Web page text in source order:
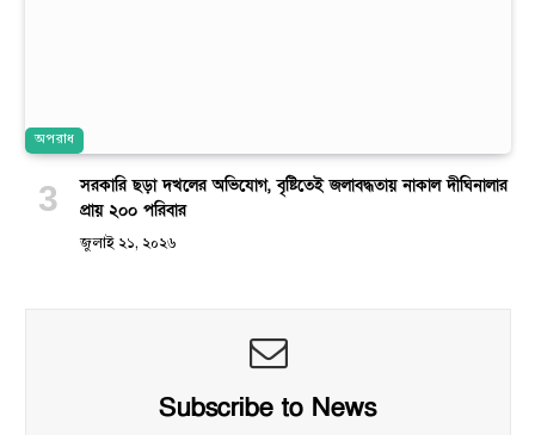
অপরাধ
সরকারি ছড়া দখলের অভিযোগ, বৃষ্টিতেই জলাবদ্ধতায় নাকাল দীঘিনালার
প্রায় ২০০ পরিবার
জুলাই ২১, ২০২৬
Subscribe to News